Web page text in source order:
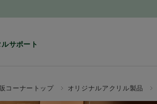
サポート
コーナートップ オリジナルアクリル製品